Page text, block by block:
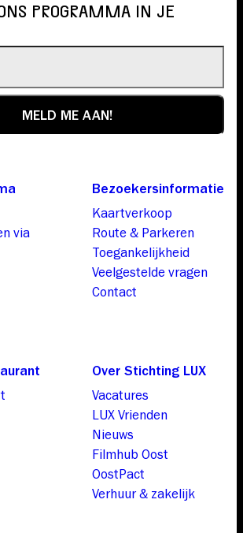
PROGRAMMA IN JE
via
Bezoekersinformatie
Kaartverkoop
Route & Parkeren
Toegankelijkheid
Veelgestelde vragen
Contact
Over Stichting LUX
Vacatures
LUX Vrienden
Nieuws
Filmhub Oost
OostPact
Verhuur & zakelijk